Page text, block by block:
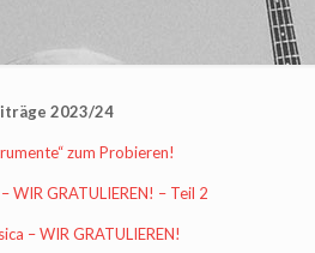
2023/24
zum Probieren!
WIR GRATULIEREN! – Teil 2
– WIR GRATULIEREN!